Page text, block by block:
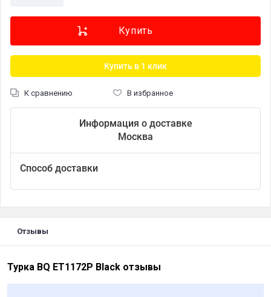
Купить в 1 клик
К сравнению В избранное
Информация о доставке
Москва
Способ доставки
Отзывы
Турка BQ ET1172P Black отзывы